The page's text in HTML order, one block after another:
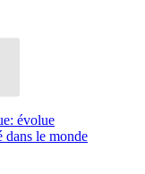
évolue
dans le monde